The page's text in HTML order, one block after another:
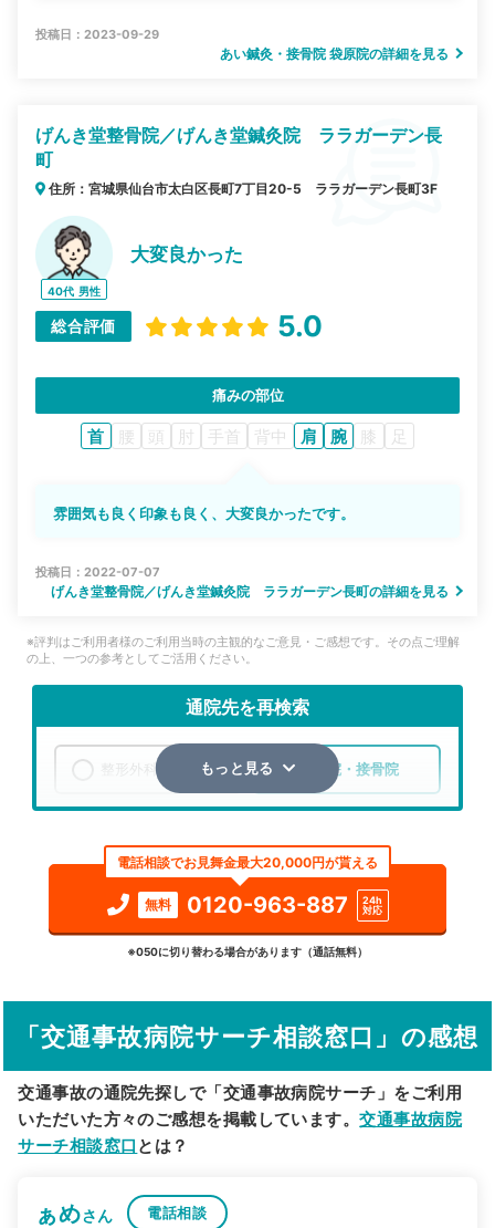
投稿日：2023-09-29
あい鍼灸・接骨院 袋原院の詳細を見る
げんき堂整骨院／げんき堂鍼灸院 ララガーデン長
町
住所：宮城県仙台市太白区長町7丁目20-5 ララガーデン長町3F
40代 男性
大変良かった
総合評価 5.0
痛みの部位
首 腰 頭 肘 手首 背中 肩 腕 膝 足
雰囲気も良く印象も良く、大変良かったです。
投稿日：2022-07-07
げんき堂整骨院／げんき堂鍼灸院 ララガーデン長町の詳細を見る
※評判はご利用者様のご利用当時の主観的なご意見・ご感想です。その点ご理解
の上、一つの参考としてご活用ください。
通院先を再検索
整形外科 整骨院・接骨院
検索する
詳細条件で絞り込む
駅から探す 院名から探す
もっと見る
電話相談でお見舞金最大20,000円が貰える
無料 0120-963-887
24h
対応
※050に切り替わる場合があります（通話無料）
「交通事故病院サーチ相談窓口」の感想
交通事故の通院先探しで「交通事故病院サーチ」をご利用
いただいた方々のご感想を掲載しています。交通事故病院
サーチ相談窓口 とは？
ぁめさん 電話相談